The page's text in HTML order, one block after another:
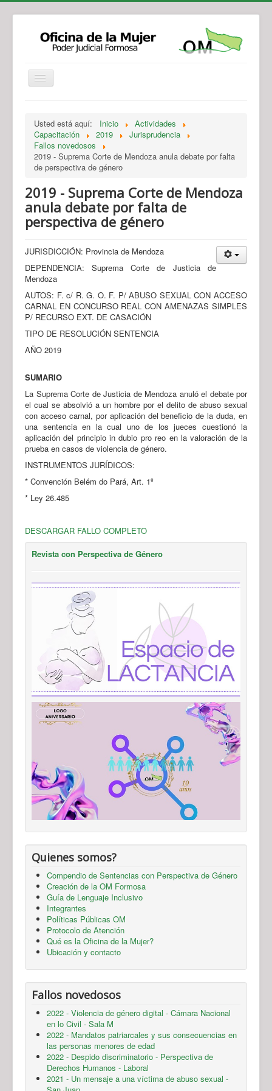
Legislación
Novedades
Recursos y Servicios de Atención
Usted está aquí: Inicio
Actividades
Capacitación
2019
Jurisprudencia
Fallos novedosos
2019 - Suprema Corte de Mendoza anula debate por falta
de perspectiva de género
2019 - Suprema Corte de Mendoza
anula debate por falta de
perspectiva de género
JURISDICCIÓN: Provincia de Mendoza
DEPENDENCIA: Suprema Corte de Justicia de
Mendoza
AUTOS: F. c/ R. G. O. F. P/ ABUSO SEXUAL CON ACCESO
CARNAL EN CONCURSO REAL CON AMENAZAS SIMPLES
P/ RECURSO EXT. DE CASACIÓN
TIPO DE RESOLUCIÓN SENTENCIA
AÑO 2019
SUMARIO
La Suprema Corte de Justicia de Mendoza anuló el debate por
el cual se absolvió a un hombre por el delito de abuso sexual
con acceso carnal, por aplicación del beneficio de la duda, en
una sentencia en la cual uno de los jueces cuestionó la
aplicación del principio in dubio pro reo en la valoración de la
prueba en casos de violencia de género.
INSTRUMENTOS JURÍDICOS:
* Convención Belém do Pará, Art. 1º
* Ley 26.485
DESCARGAR FALLO COMPLETO
Revista con Perspectiva de Género
Quienes somos?
Compendio de Sentencias con Perspectiva de Género
Creación de la OM Formosa
Guía de Lenguaje Inclusivo
Integrantes
Políticas Públicas OM
Protocolo de Atención
Qué es la Oficina de la Mujer?
Ubicación y contacto
Fallos novedosos
2022 - Violencia de género digital - Cámara Nacional
en lo Civil - Sala M
2022 - Mandatos patriarcales y sus consecuencias en
las personas menores de edad
2022 - Despido discriminatorio - Perspectiva de
Derechos Humanos - Laboral
2021 - Un mensaje a una víctima de abuso sexual -